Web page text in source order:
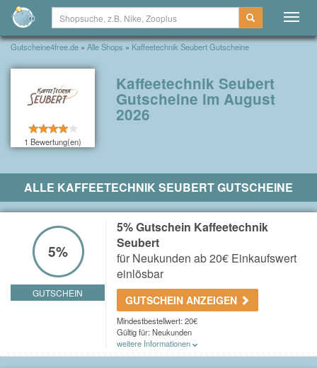
Gutscheine4free.de » Alle Shops » Kaffeetechnik Seubert Gutscheine
1 Bewertung(en)
Kaffeetechnik Seubert
Gutscheine im August
2026
ALLE KAFFEETECHNIK SEUBERT GUTSCHEINE
5%
GUTSCHEIN
5% Gutschein Kaffeetechnik
Seubert
für Neukunden ab 20€ Einkaufswert
einlösbar
GUTSCHEIN ANZEIGEN
Mindestbestellwert: 20€
Gültig für: Neukunden
weitere Informationen
Ausgenommen vom Rabatt sind: Kaffee,